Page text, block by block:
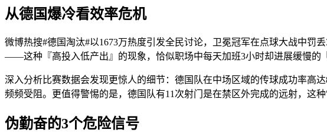
从德国爆冷看效率危机
微博热搜#德国淘汰#以1673万热度引发全民讨论，卫冕冠军在点球大战中罚
——这种『高投入低产出』的现象，恰似职场中每天加班3小时却进展缓慢的
深入分析比赛数据会发现更惊人的细节：德国队在中场区域的传球成功率高
频频受阻。更值得警惕的是，德国队有11次射门是在禁区外完成的远射，这
伪勤奋的3个危险信号